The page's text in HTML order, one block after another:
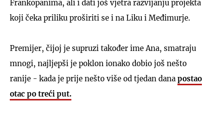
Frankopanima, ali i dati još vjetra razvijanju projekta
koji čeka priliku proširiti se i na Liku i Međimurje.
Premijer, čijoj je supruzi također ime Ana, smatraju
mnogi, najljepši je poklon ionako dobio još nešto
ranije - kada je prije nešto više od tjedan dana postao
otac po treći put.